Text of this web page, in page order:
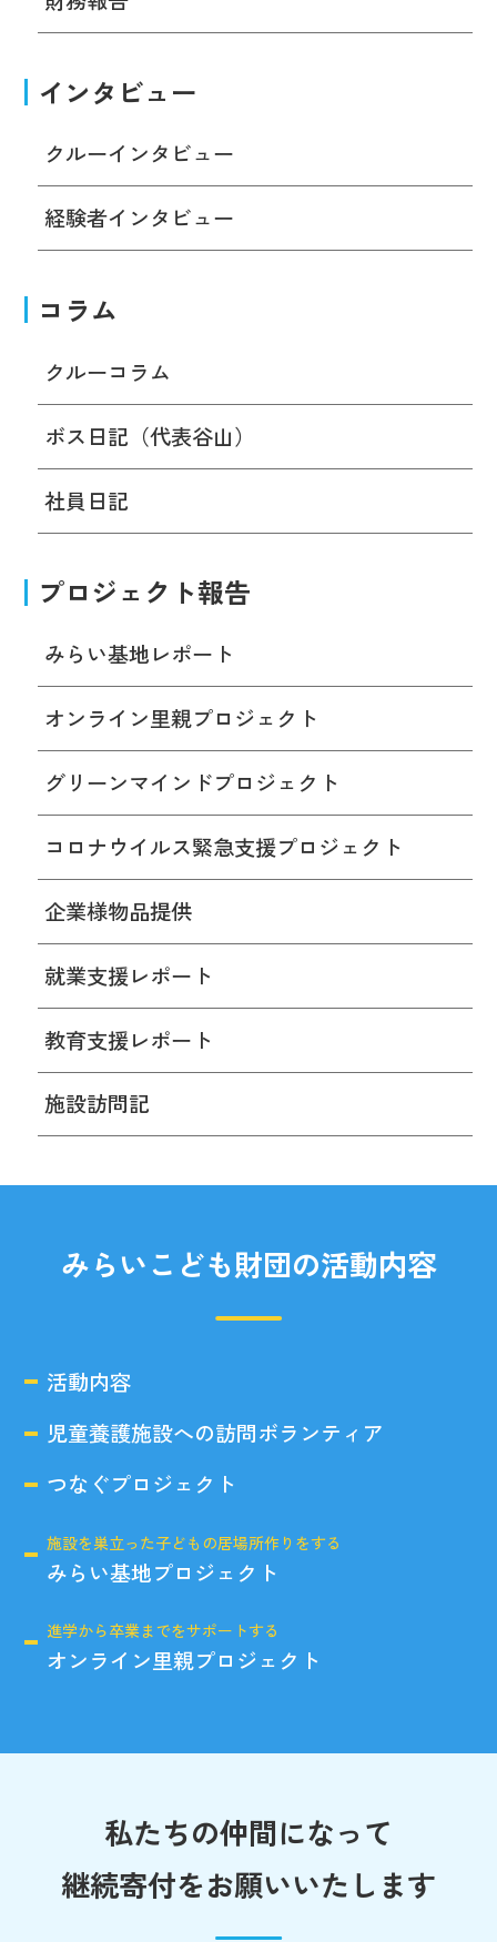
インタビュー
クルーインタビュー
経験者インタビュー
コラム
クルーコラム
ボス日記（代表谷山）
社員日記
プロジェクト報告
みらい基地レポート
オンライン里親プロジェクト
グリーンマインドプロジェクト
コロナウイルス緊急支援プロジェクト
企業様物品提供
就業支援レポート
教育支援レポート
施設訪問記
みらいこども財団の活動内容
活動内容
児童養護施設への訪問ボランティア
つなぐプロジェクト
施設を巣立った子どもの居場所作りをする
みらい基地プロジェクト
進学から卒業までをサポートする
オンライン里親プロジェクト
私たちの仲間になって
継続寄付をお願いいたします